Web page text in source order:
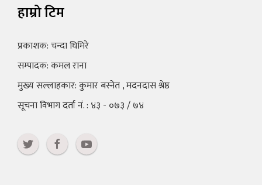
हाम्रो टिम
प्रकाशक: चन्दा घिमिरे
सम्पादक: कमल राना
मुख्य सल्लाहकार: कुमार बस्नेत , मदनदास श्रेष्ठ
सूचना विभाग दर्ता नं. : ४३ - ०७३ / ७४